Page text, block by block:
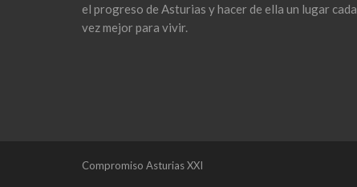
el progreso de Asturias y hacer de ella un lugar cada
vez mejor para vivir.
Compromiso Asturias XXI